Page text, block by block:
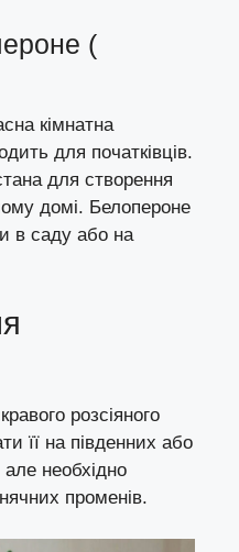
(
кімнатна
для початківців.
для створення
домі. Белопероне
в саду або на
розсіяного
її на південних або
але необхідно
променів.